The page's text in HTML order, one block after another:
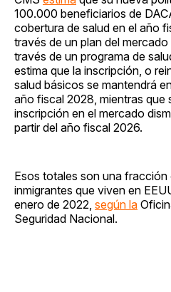
100.000 beneficiarios de
cobertura de salud en el año
través de un plan del
través de un programa de
estima que la inscripción, o
salud básicos se mantendrá
año fiscal 2028, mientras que
inscripción en el mercado
partir del año fiscal 2026.
Esos totales son una fracción
inmigrantes que viven en
enero de 2022, según la
Seguridad Nacional.